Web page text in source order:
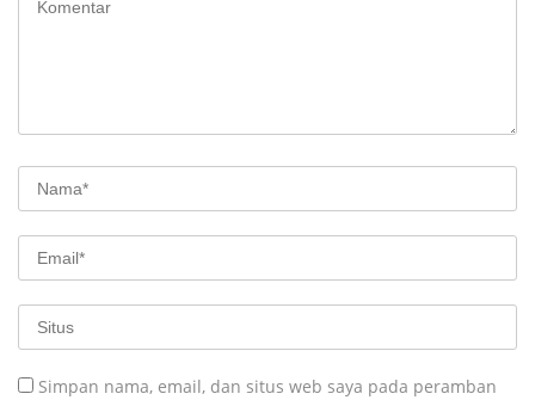
Simpan nama, email, dan situs web saya pada peramban